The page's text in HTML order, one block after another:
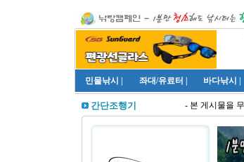
민물낚시 좌대/유료터 바다낚시
간단조행기 - 본 게시물을